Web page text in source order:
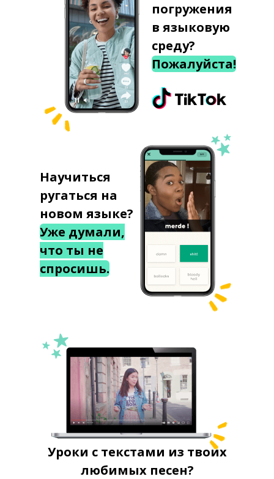
погружения
в языковую
среду?
Пожалуйста!
Научиться
ругаться на
новом языке?
Уже думали,
что ты не
спросишь.
Уроки с текстами из твоих
любимых песен?